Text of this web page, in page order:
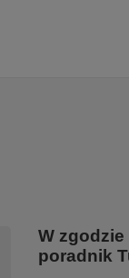
W
poradnik